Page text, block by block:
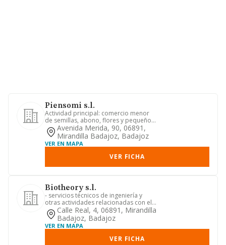
Piensomi s.l.
Actividad principal: comercio menor
de semillas, abono, flores y pequeños
animales. otras actividad...
Avenida Merida, 90, 06891,
Mirandilla Badajoz, Badajoz
VER EN MAPA
VER FICHA
Biotheory s.l.
- servicios técnicos de ingeniería y
otras actividades relacionadas con el
asesoramiento técnico co...
Calle Real, 4, 06891, Mirandilla
Badajoz, Badajoz
VER EN MAPA
VER FICHA